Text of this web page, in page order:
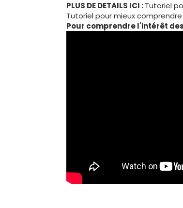
PLUS DE DETAILS ICI :Tutoriel
Tutoriel pour mieux
Pour comprendre l'intérêt